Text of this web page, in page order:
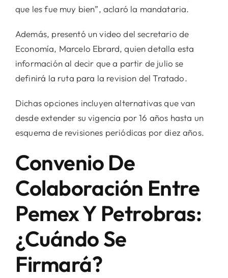
que les fue muy bien”, aclaró la mandataria.
Además, presentó un video del secretario de
Economía, Marcelo Ebrard, quien detalla esta
información al decir que a partir de julio se
definirá la ruta para la revision del Tratado.
Dichas opciones incluyen alternativas que van
desde extender su vigencia por 16 años hasta un
esquema de revisiones periódicas por diez años.
Convenio De
Colaboración Entre
Pemex Y Petrobras:
¿Cuándo Se
Firmará?